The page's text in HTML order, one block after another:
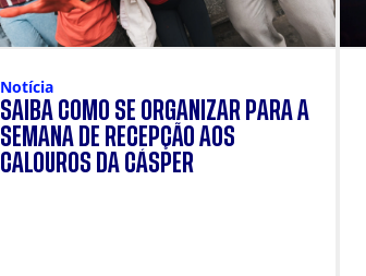
Notícia
SAIBA COMO SE ORGANIZAR PARA A
SEMANA DE RECEPÇÃO AOS
CALOUROS DA CÁSPER